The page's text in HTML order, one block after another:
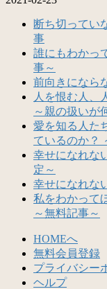
断ち切ってい
事
誰にもわかっ
事～
前向きになら
人を恨む人、
～親の扱いが
愛を知る人た
ているのか？
幸せになれな
定～
幸せになれな
私をわかって
～無料記事～
HOMEへ
無料会員登録
プライバシー
ヘルプ